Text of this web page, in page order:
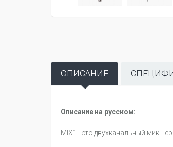
ОПИСАНИЕ
Описание на русском:
MIX1 - это двухканальный